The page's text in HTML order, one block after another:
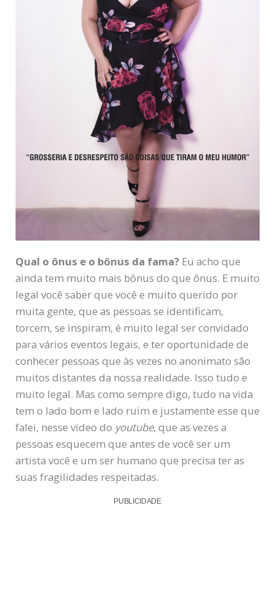
Qual o ônus e o bônus da fama? Eu acho que
ainda tem muito mais bônus do que ônus. E muito
legal você saber que você e muito querido por
muita gente, que as pessoas se identificam,
torcem, se inspiram, é muito legal ser convidado
para vários eventos legais, e ter oportunidade de
conhecer pessoas que às vezes no anonimato são
muitos distantes da nossa realidade. Isso tudo e
muito legal. Mas como sempre digo, tudo na vida
tem o lado bom e lado ruim e justamente esse que
falei, nesse vídeo do youtube, que as vezes a
pessoas esquecem que antes de você ser um
artista você e um ser humano que precisa ter as
suas fragilidades respeitadas.
PUBLICIDADE